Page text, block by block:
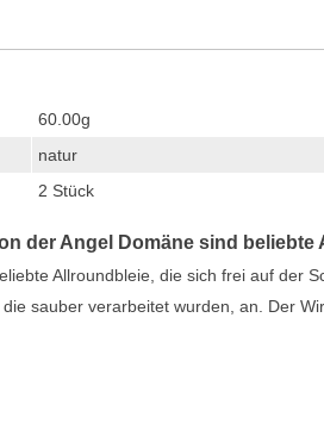
60.00g
natur
2 Stück
der Angel Domäne sind beliebte
Allroundbleie, die sich frei auf der
sauber verarbeitet wurden, an. Der